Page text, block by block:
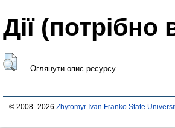
Дії ​​(потрібно
Оглянути опис ресурсу
© 2008–2026 Zhytomyr Ivan Franko State